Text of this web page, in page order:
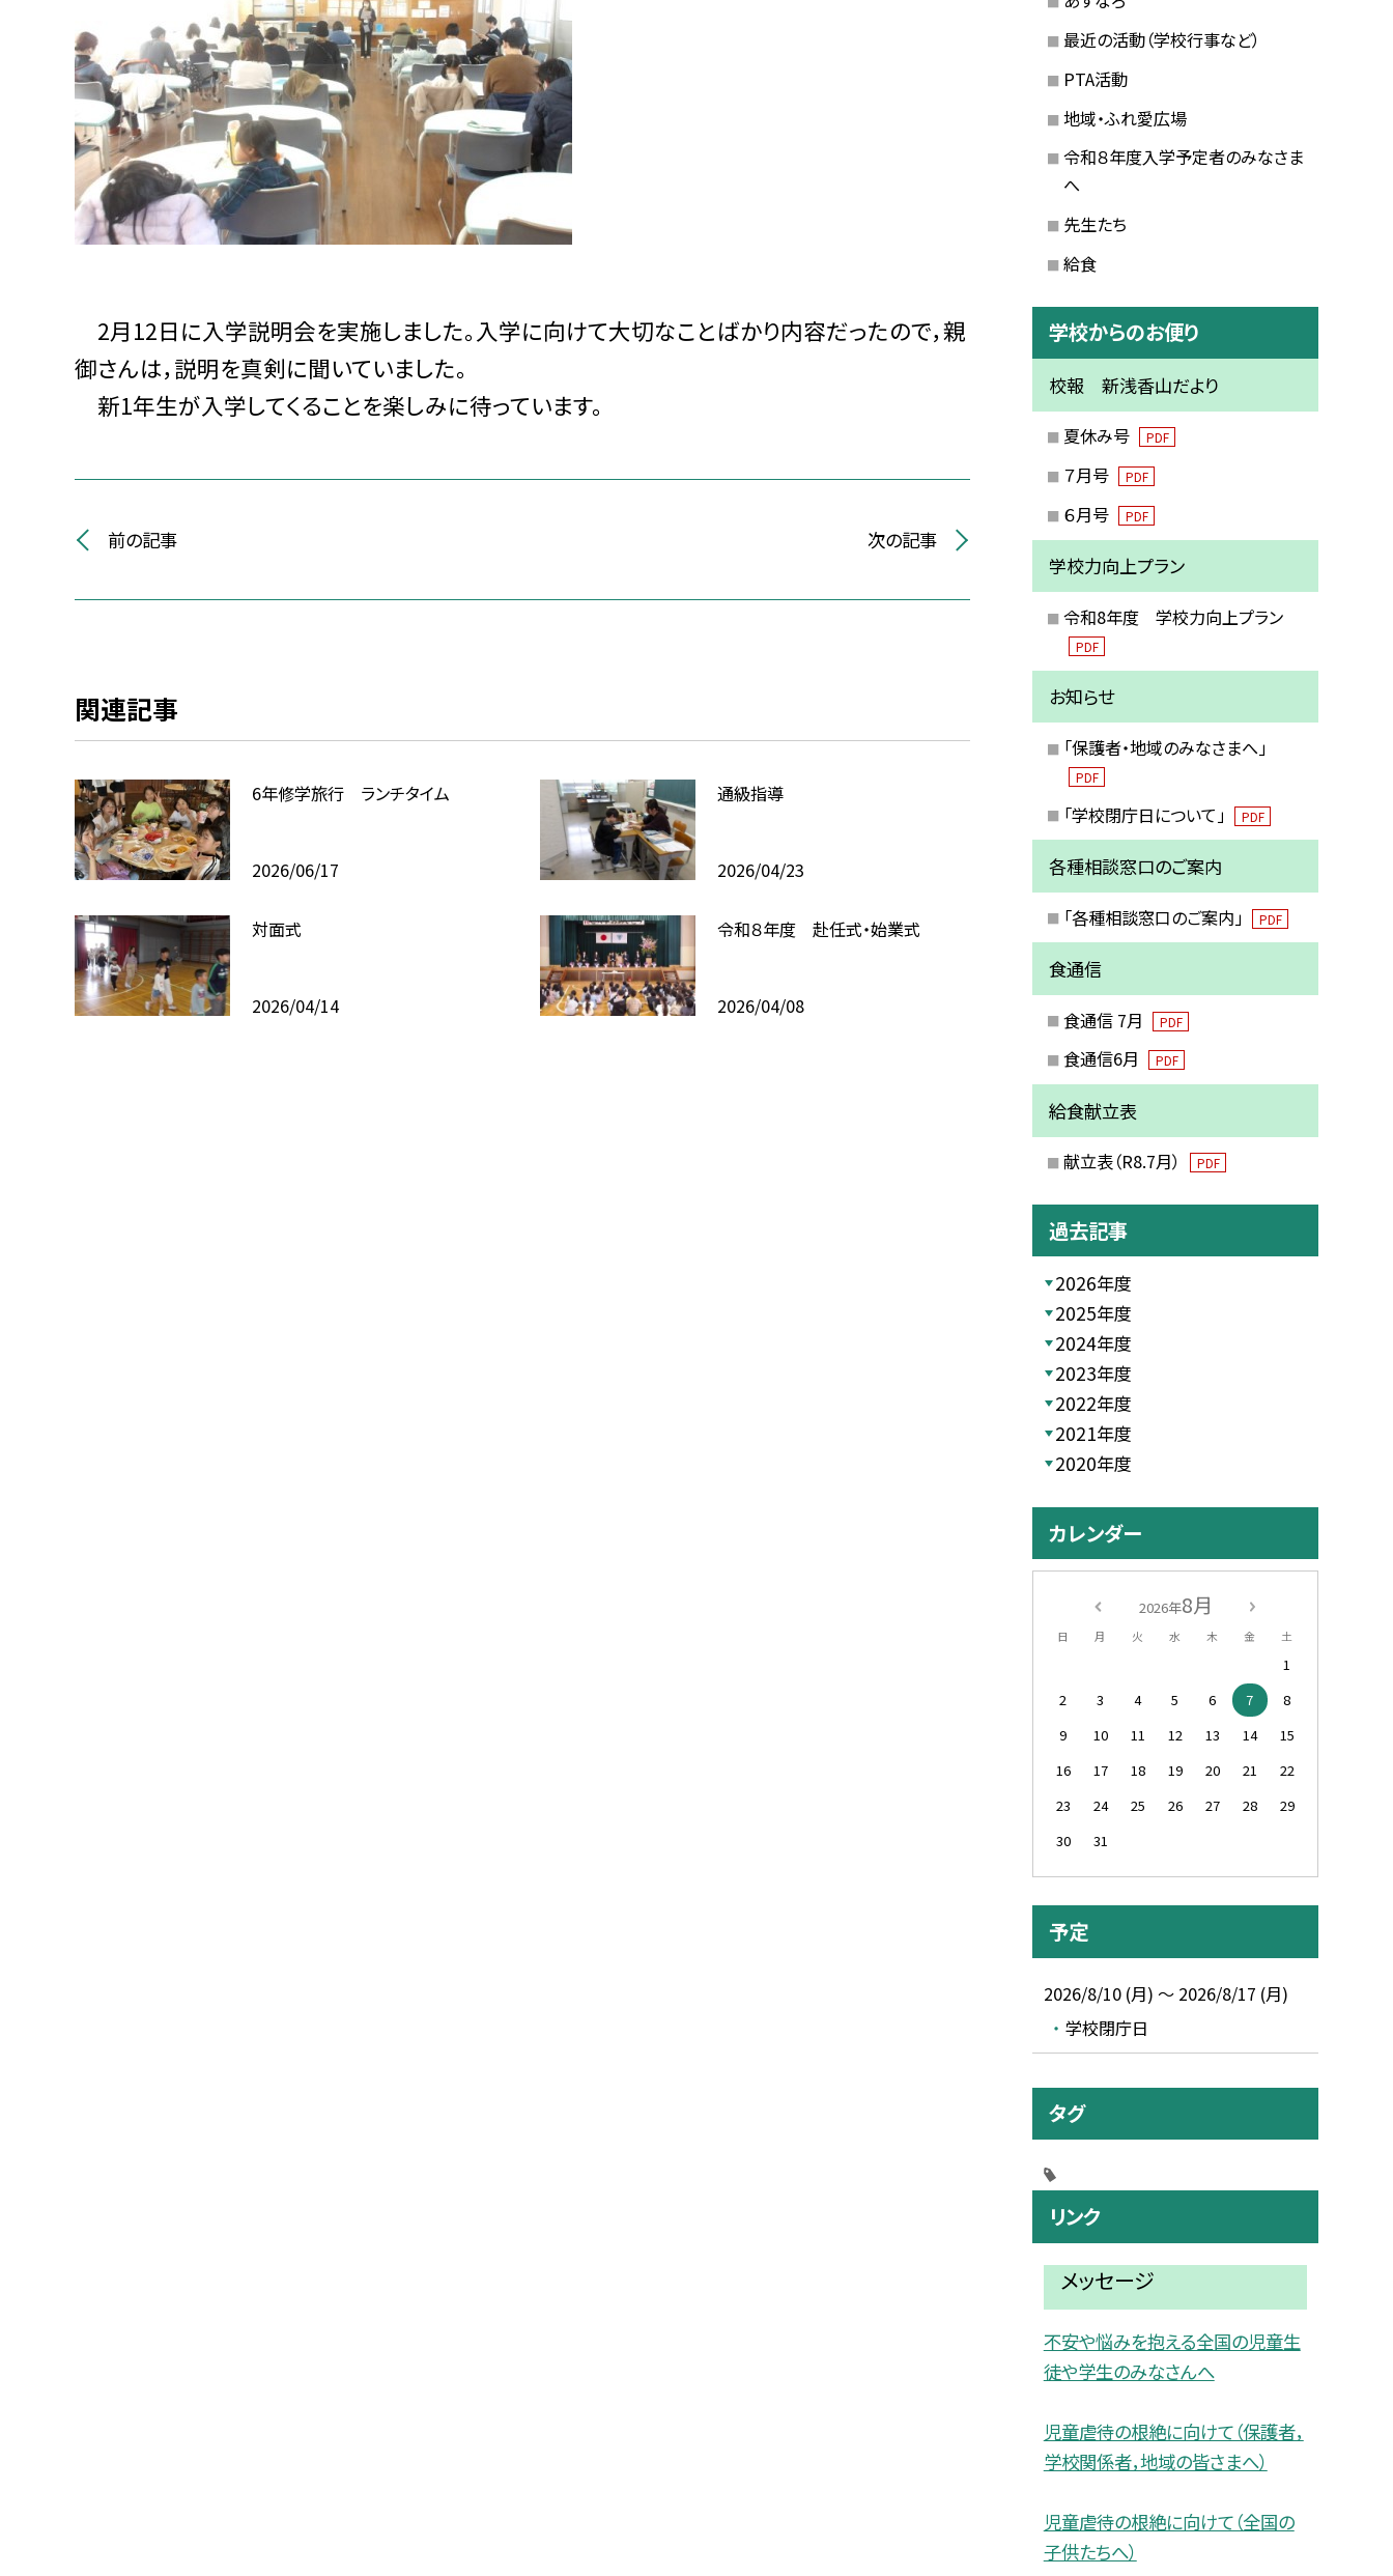
2月12日に入学説明会を実施しました。入学に向けて大切なことばかり内容だったので，親
御さんは，説明を真剣に聞いていました。
新1年生が入学してくることを楽しみに待っています。
前の記事 次の記事
関連記事
6年修学旅行 ランチタイム
2026/06/17
通級指導
2026/04/23
対面式
2026/04/14
令和８年度 赴任式・始業式
2026/04/08
最近の活動（学校行事など）
PTA活動
地域・ふれ愛広場
令和８年度入学予定者のみなさま
へ
先生たち
給食
学校からのお便り
校報 新浅香山だより
夏休み号 PDF
７月号 PDF
６月号 PDF
学校力向上プラン
令和8年度 学校力向上プラン
PDF
お知らせ
「保護者・地域のみなさまへ」
PDF
「学校閉庁日について」 PDF
各種相談窓口のご案内
「各種相談窓口のご案内」 PDF
食通信
食通信 7月 PDF
食通信6月 PDF
給食献立表
献立表（R8.7月） PDF
過去記事
2026年度
2025年度
2024年度
2023年度
2022年度
2021年度
2020年度
カレンダー
2026年8月
日 月 火 水 木 金 土
1
2
3 4 5 6 7
8
9
10 11 12 13 14
15
16
17 18 19 20 21
22
23
24 25 26 27 28
29
30
31
予定
2026/8/10 (月) ～ 2026/8/17 (月)
学校閉庁日
タグ
リンク
メッセージ
不安や悩みを抱える全国の児童生
徒や学生のみなさんへ
児童虐待の根絶に向けて（保護者，
学校関係者，地域の皆さまへ）
児童虐待の根絶に向けて（全国の
子供たちへ）